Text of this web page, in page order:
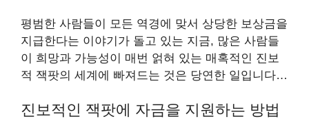
평범한 사람들이 모든 역경에 맞서 상당한 보상금을
지급한다는 이야기가 돌고 있는 지금, 많은 사람들
이 희망과 가능성이 매번 얽혀 있는 매혹적인 진보
적 잭팟의 세계에 빠져드는 것은 당연한 일입니다…
진보적인 잭팟에 자금을 지원하는 방법